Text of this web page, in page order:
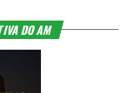
DO AM